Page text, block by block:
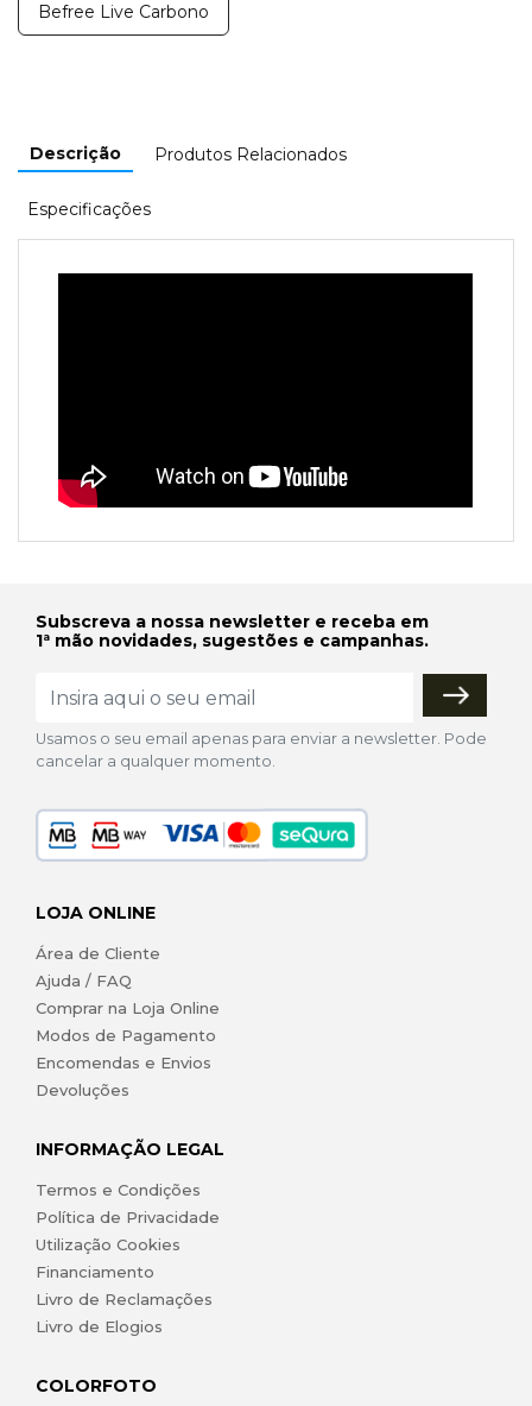
Befree Live Carbono
Descrição Produtos Relacionados
Especificações
Subscreva a nossa newsletter e receba em
1ª mão novidades, sugestões e campanhas.
Usamos o seu email apenas para enviar a newsletter. Pode
cancelar a qualquer momento.
LOJA ONLINE
Área de Cliente
Ajuda / FAQ
Comprar na Loja Online
Modos de Pagamento
Encomendas e Envios
Devoluções
INFORMAÇÃO LEGAL
Termos e Condições
Política de Privacidade
Utilização Cookies
Financiamento
Livro de Reclamações
Livro de Elogios
COLORFOTO